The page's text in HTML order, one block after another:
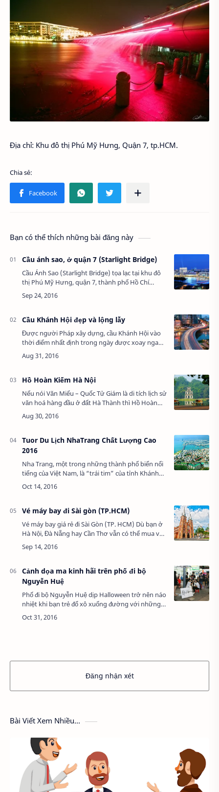
Địa chỉ: Khu đô thị Phú Mỹ Hưng, Quận 7, tp.HCM.
Bạn có thể thích những bài đăng này
Cầu ánh sao, ở quận 7 (Starlight Bridge)
Cầu Ánh Sao (Starlight Bridge) tọa lạc tại khu đô
thị Phú Mỹ Hưng, quận 7, thành phố Hồ Chí
Minh. Cầu có chiều dài 170m, mặt cầu rộng 8,3m,
được bắc ngang qua kênh Thầy Tiêu với th…
Cầu Khánh Hội đẹp và lộng lẫy
Được người Pháp xây dựng, cầu Khánh Hội vào
thời điểm nhất định trong ngày được xoay ngang
để tàu thuyền qua lại thông thương trên kênh
Tàu Hủ - Bến Nghé. Cầu Khánh Hội bắc qua kên…
Hồ Hoàn Kiếm Hà Nội
Nếu nói Văn Miếu – Quốc Tử Giám là di tích lịch sử
văn hoá hàng đầu ở đất Hà Thành thì Hồ Hoàn
Kiến – Đền Ngọc Sơn là danh thắng tự nhiên
hàng đầu. Cả hai điểm du lịch này đều là n…
Tuor Du Lịch NhaTrang Chất Lượng Cao
2016
Nha Trang, một trong những thành phố biển nổi
tiếng của Việt Nam, là “trái tim” của tỉnh Khánh
Hòa. Nha Trang nổi tiếng với những cảnh quan
thiên nhiên đẹp “mê hoặc” lòng người. Bê…
Vé máy bay đi Sài gòn (TP.HCM)
Vé máy bay giá rẻ đi Sài Gòn (TP. HCM) Dù bạn ở
Hà Nội, Đà Nẵng hay Cần Thơ vẫn có thể mua vé
máy bay giá rẻ đi Thành phố Hồ Chí Minh theo các
cách sau: Giới thiệu về Sài Gòn –…
Cảnh dọa ma kinh hãi trên phố đi bộ
Nguyễn Huệ
Phố đi bộ Nguyễn Huệ dịp Halloween trở nên náo
nhiệt khi bạn trẻ đổ xô xuống đường với những
chiếc mặt nạ ma quái, trang phục kì dị. Ăn theo độ
hot của ngày lễ này, trên phố xuất …
Đăng nhận xét
Bài Viết Xem Nhiều...